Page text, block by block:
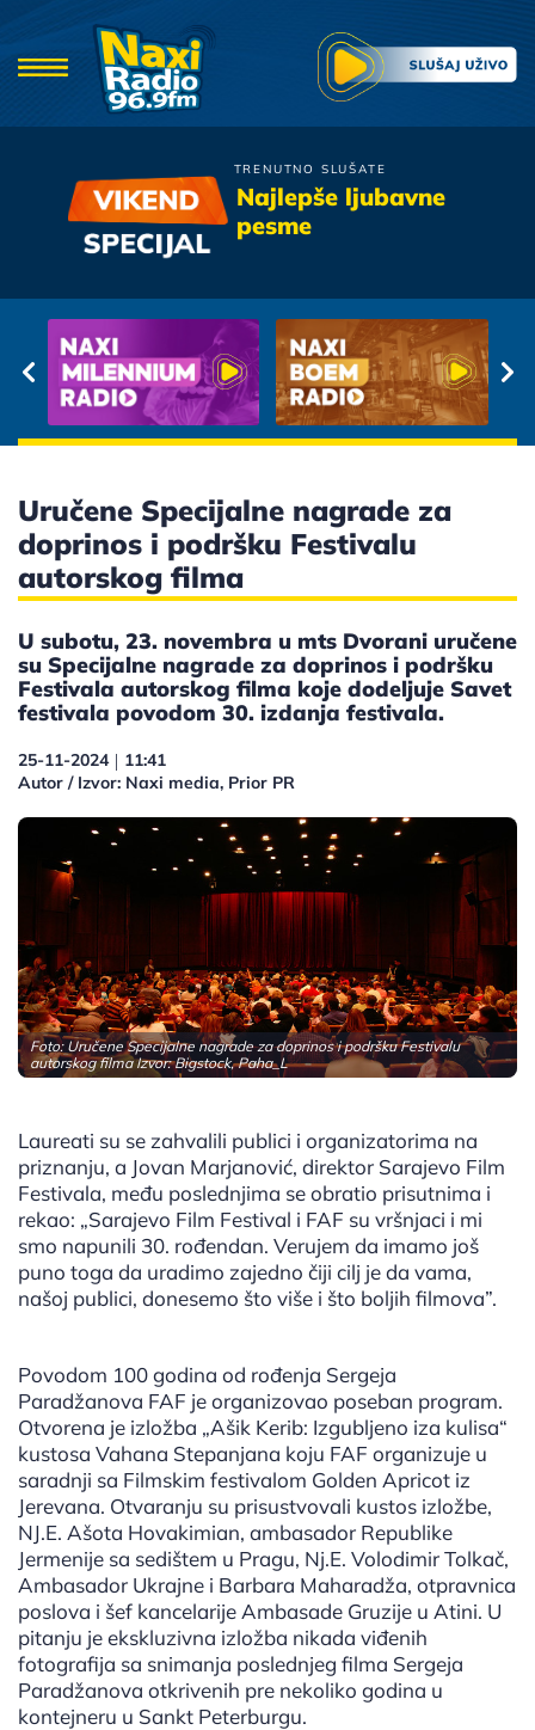
TRENUTNO SLUŠATE
Najlepše ljubavne
pesme
Tony Cetinski
Covjek Od Leda
Uručene Specijalne nagrade za
doprinos i podršku Festivalu
autorskog filma
U subotu, 23. novembra u mts Dvorani uručene
su Specijalne nagrade za doprinos i podršku
Festivala autorskog filma koje dodeljuje Savet
festivala povodom 30. izdanja festivala.
25-11-2024 | 11:41
Autor / Izvor: Naxi media, Prior PR
Foto: Uručene Specijalne nagrade za doprinos i podršku Festivalu
autorskog filma Izvor: Bigstock, Paha_L
Laureati su se zahvalili publici i organizatorima na
priznanju, a Jovan Marjanović, direktor Sarajevo Film
Festivala, među poslednjima se obratio prisutnima i
rekao: „Sarajevo Film Festival i FAF su vršnjaci i mi
smo napunili 30. rođendan. Verujem da imamo još
puno toga da uradimo zajedno čiji cilj je da vama,
našoj publici, donesemo što više i što boljih filmova”.
Povodom 100 godina od rođenja Sergeja
Paradžanova FAF je organizovao poseban program.
Otvorena je izložba „Ašik Kerib: Izgubljeno iza kulisa“
kustosa Vahana Stepanjana koju FAF organizuje u
saradnji sa Filmskim festivalom Golden Apricot iz
Jerevana. Otvaranju su prisustvovali kustos izložbe,
NJ.E. Ašota Hovakimian, ambasador Republike
Jermenije sa sedištem u Pragu, Nj.E. Volodimir Tolkač,
Ambasador Ukrajne i Barbara Maharadža, otpravnica
poslova i šef kancelarije Ambasade Gruzije u Atini. U
pitanju je ekskluzivna izložba nikada viđenih
fotografija sa snimanja poslednjeg filma Sergeja
Paradžanova otkrivenih pre nekoliko godina u
kontejneru u Sankt Peterburgu.